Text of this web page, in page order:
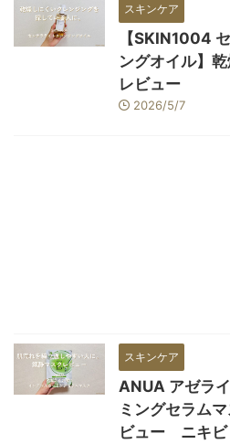
スキンケア
【SKIN1004
ングオイル】
レビュー
2026/5/7
スキンケア
ANUA アゼラ
ミングセラム
ビュー ニキビ